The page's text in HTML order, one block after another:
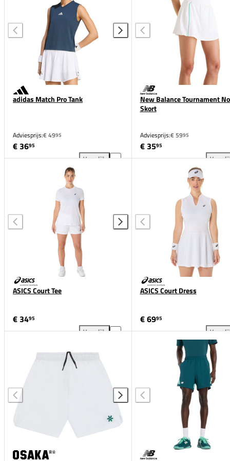
adidas Match Pro Tank
Adviesprijs:€ 4995
€ 3695
Vergelijk
adidas Match Pro Tank toevoegen aan vergelijking
New Balance Tournament
Skort
Adviesprijs:€ 5995
€ 3595
ASICS Court Tee
€ 3495
Vergelijk
ASICS Court Tee toevoegen aan vergelijking
ASICS Court Dress
€ 6995